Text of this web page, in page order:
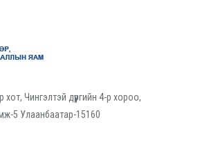
Чингэлтэй дүүргийн 4-р хороо,
5 Улаанбаатар-15160